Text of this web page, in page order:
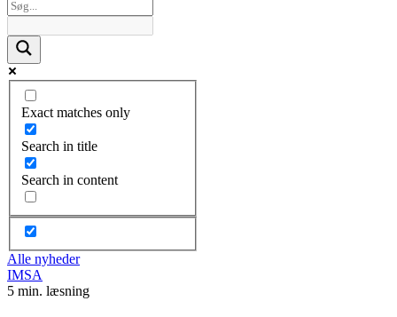
Exact matches only
Search in title
Search in content
Alle nyheder
IMSA
5 min. læsning